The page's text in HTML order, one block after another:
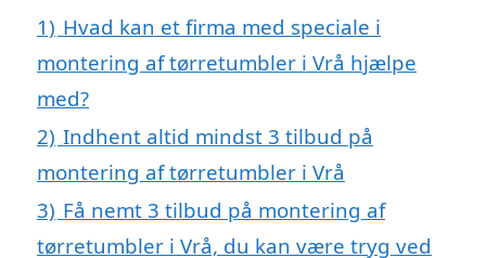
1) Hvad kan et firma med speciale i
montering af tørretumbler i Vrå hjælpe
med?
2) Indhent altid mindst 3 tilbud på
montering af tørretumbler i Vrå
3) Få nemt 3 tilbud på montering af
tørretumbler i Vrå, du kan være tryg ved